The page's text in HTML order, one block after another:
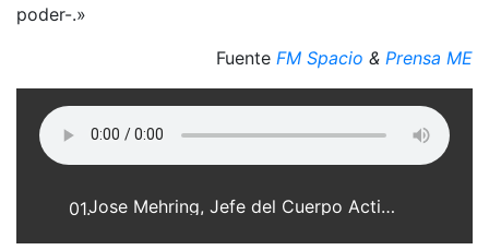
poder-.»
Fuente FM Spacio & Prensa ME
01. Jose Mehring, Jefe del Cuerpo Activo de Bomberos Voluntarios de Franck